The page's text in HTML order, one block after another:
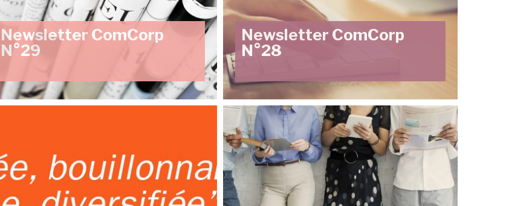
Newsletter ComCorp
N°29
Newsletter ComCorp
N°28